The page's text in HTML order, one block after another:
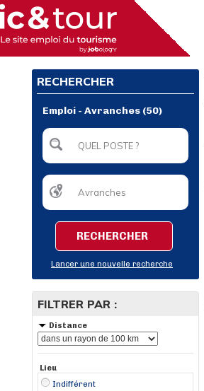
RECHERCHER
Emploi - Avranches (50)
RECHERCHER
Lancer une nouvelle recherche
FILTRER PAR :
Distance
Lieu
Indifférent